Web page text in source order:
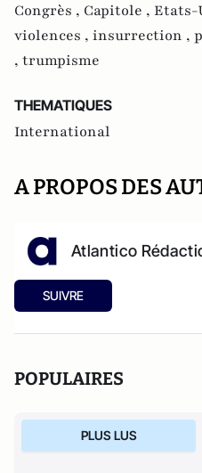
Congrès , Capitole , Etats-
violences , insurrection ,
, trumpisme
THEMATIQUES
International
A PROPOS DES
Atlantico
SUIVRE
POPULAIRES
PLUS LUS